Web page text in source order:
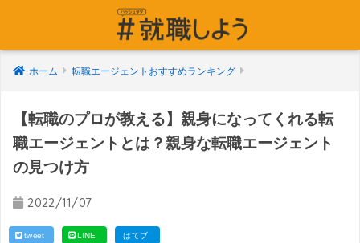
ホーム 転職エージェントおすすめランキング
【転職のプロが教える】親身になってくれる転
職エージェントとは？親身な転職エージェント
の見つけ方
2022/11/07
tweet LINE はてブ